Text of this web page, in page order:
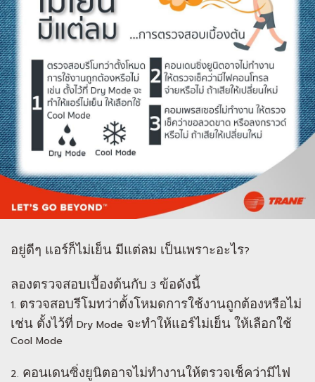
อยู่ดีๆ แอร์ก็ไม่เย็น มีแต่ลม เป็นเพราะอะไร?
ลองตรวจสอบเบื้องต้นกับ 3 ข้อดังนี้
1. ตรวจสอบรีโมทว่าตั้งโหมดการใช้งานถูกต้องหรือไม่
เช่น ตั้งไว้ที่ Dry Mode จะทำให้แอร์ไม่เย็น ให้เลือกใช้
Cool Mode
2. คอนเดนซิ่งยูนิตอาจไม่ทำงานให้ตรวจเช็คว่ามีไฟ